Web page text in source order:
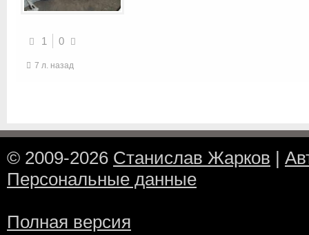
1 0
7 л. назад
© 2009-2026 Станислав Жарков |
Персональные данные
Полная версия